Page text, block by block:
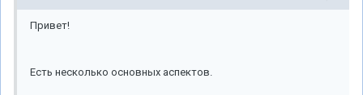
Привет!
Есть несколько основных аспектов.